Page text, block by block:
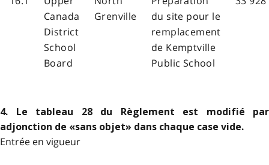
Canada
District
School
Board
Grenville
du site pour le
remplacement
de Kemptville
Public School
4. Le tableau 28 du Règlement est modifié par
adjonction de «sans objet» dans chaque case vide.
Entrée en vigueur